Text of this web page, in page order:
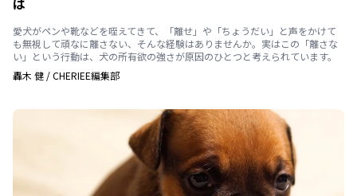
愛犬がペンや靴などを咥えてきて、「離せ」や「ちょうだい」と声をかけて
も無視して頑なに離さない、そんな経験はありませんか。実はこの「離さな
い」という行動は、犬の所有欲の強さが原因のひとつと考えられています。
轟木 健 /CHERIEE編集部